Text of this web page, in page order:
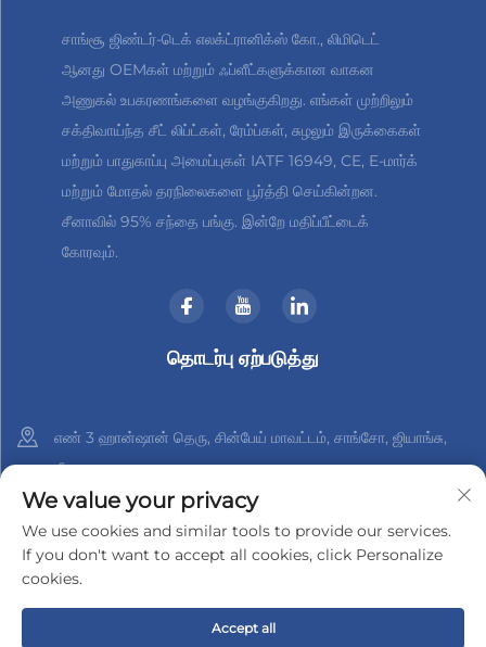
சாங்சூ ஜிண்டர்-டெக் எலக்ட்ரானிக்ஸ் கோ., லிமிடெட்
ஆனது OEMகள் மற்றும் ஃப்ளீட்களுக்கான வாகன
அணுகல் உபகரணங்களை வழங்குகிறது. எங்கள் முற்றிலும்
சக்திவாய்ந்த சீட் லிப்ட்கள், ரேம்ப்கள், சுழலும் இருக்கைகள்
மற்றும் பாதுகாப்பு அமைப்புகள் IATF 16949, CE, E-மார்க்
மற்றும் மோதல் தரநிலைகளை பூர்த்தி செய்கின்றன.
சீனாவில் 95% சந்தை பங்கு. இன்றே மதிப்பீட்டைக்
கோரவும்.
தொடர்பு ஏற்படுத்து
எண் 3 ஹான்ஷான் தெரு, சின்பேய் மாவட்டம், சாங்சோ, ஜியாங்சு,
சீனா
+86-18961288218
[email protected]
சாங்சோ Xinder-Tech எலக்ட்ரானிக்ஸ் கோ., லிமிடெட் உரிமை © 2025
We value your privacy
We use cookies and similar tools to provide our services.
If you don't want to accept all cookies, click Personalize
cookies.
Accept all